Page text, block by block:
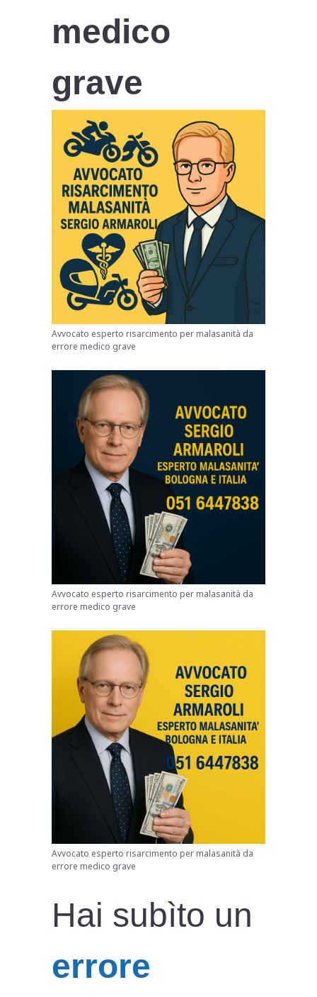
medico
grave
Avvocato esperto risarcimento per malasanità da
errore medico grave
Avvocato esperto risarcimento per malasanità da
errore medico grave
Avvocato esperto risarcimento per malasanità da
errore medico grave
Hai subìto un
errore